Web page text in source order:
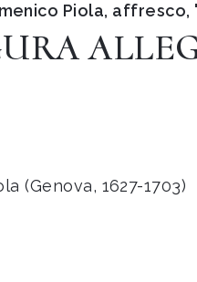
Piola,
(Genova, 1627-1703)